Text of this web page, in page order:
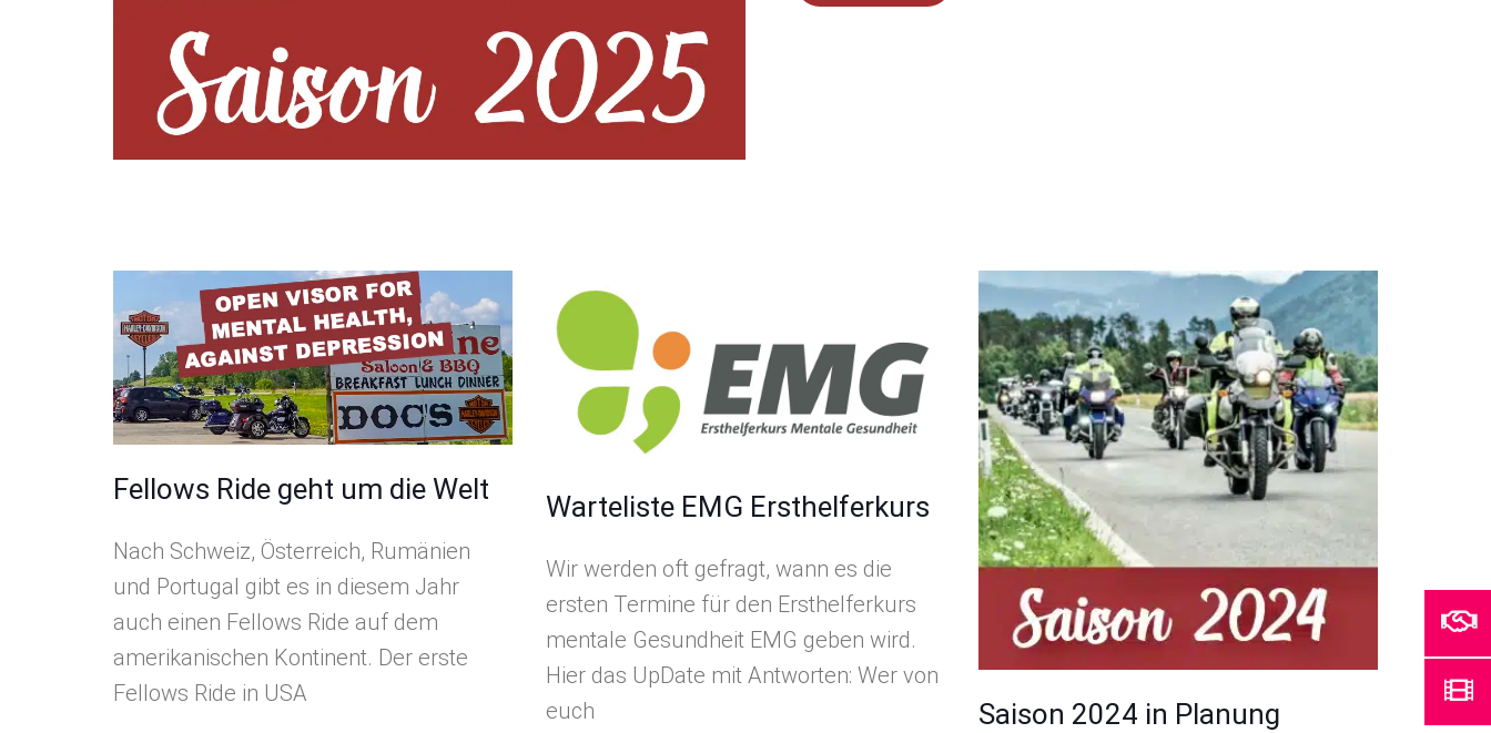
Fellows Ride geht um die Welt
Nach Schweiz, Österreich, Rumänien
und Portugal gibt es in diesem Jahr
auch einen Fellows Ride auf dem
amerikanischen Kontinent. Der erste
Fellows Ride in USA
Warteliste EMG Ersthelferkurs
Wir werden oft gefragt, wann es die
ersten Termine für den Ersthelferkurs
mentale Gesundheit EMG geben wird.
Hier das UpDate mit Antworten: Wer von
euch
Saison 2024 in Planung